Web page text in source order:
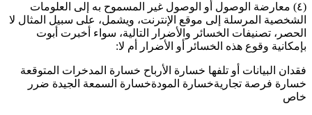
(٤) معارضة الوصول أو الوصول غير المسموح به إلى العلومات
الشخصية المرسلة إلى موقع الإنترنت، ويشمل، على سبيل المثال لا
الحصر، تصنيفات الخسائر والأضرار التالية، سواء أخبرت أبوت
بإمكانية وقوع هذه الخسائر أو الأضرار أم لا:
فقدان البيانات أو تلفها خسارة الأرباح خسارة المدخرات المتوقعة
خسارة فرصة تجارية خسارة المودة خسارة السمعة الجيدة ضرر
خاص